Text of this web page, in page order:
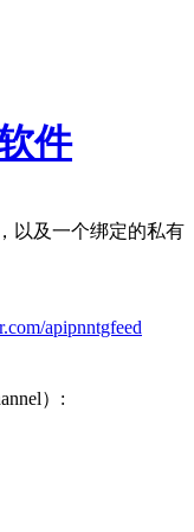
件
以及一个绑定的私有
apipnntgfeed
）: